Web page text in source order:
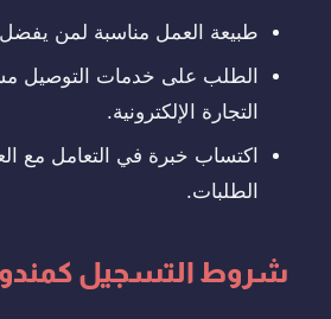
طبيعة العمل مناسبة لمن يفضل
الطلب على خدمات التوصيل
التجارة الإلكترونية.
اكتساب خبرة في التعامل مع
الطلبات.
شروط التسجيل